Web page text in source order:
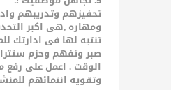
تحفيزهم وتدريبهم
ومهاره ,هى اكبر
تنتبه لها فى ادارتك
صبر وتفهم وحزم
الوقت . اعمل على رفع
وتقويه انتمائهم